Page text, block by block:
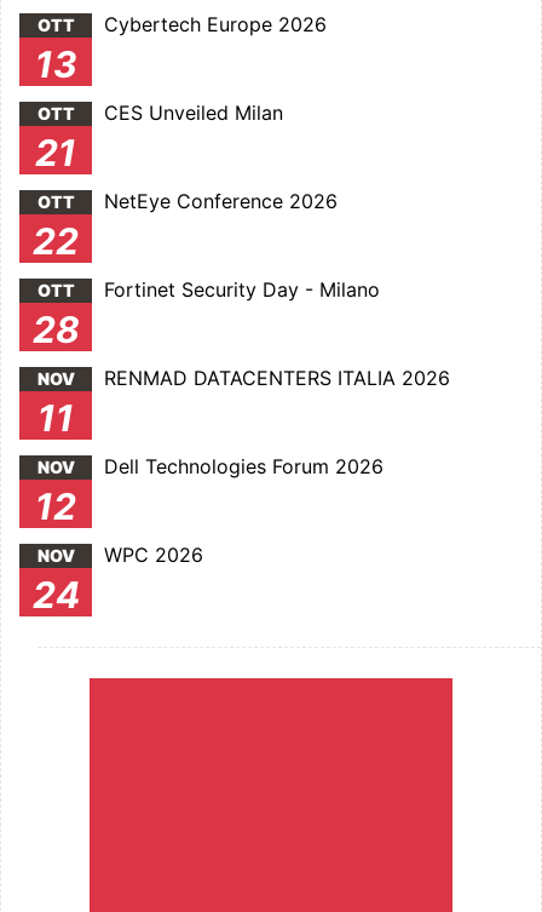
OTT
13
Cybertech Europe 2026
OTT
21
CES Unveiled Milan
OTT
22
NetEye Conference 2026
OTT
28
Fortinet Security Day - Milano
NOV
11
RENMAD DATACENTERS ITALIA 2026
NOV
12
Dell Technologies Forum 2026
NOV
24
WPC 2026